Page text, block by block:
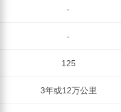
-
-
125
3年或12万公里